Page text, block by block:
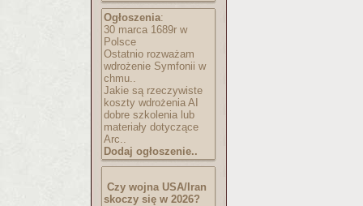
Ogłoszenia:
30 marca 1689r w
Polsce
Ostatnio rozważam
wdrożenie Symfonii w
chmu..
Jakie są rzeczywiste
koszty wdrożenia AI
dobre szkolenia lub
materiały dotyczące
Arc..
Dodaj ogłoszenie..
Czy wojna USA/Iran
skoczy się w 2026?